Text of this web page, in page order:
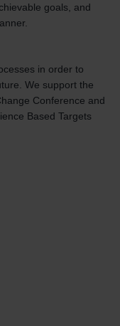
goals, and
in order to
We support the
Conference and
Based Targets